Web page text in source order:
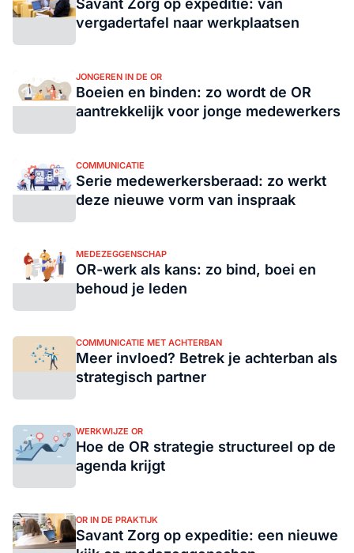
vergadertafel naar werkplaatsen
JONGEREN IN DE OR
Boeien en binden: zo wordt de OR
aantrekkelijk voor jonge medewerkers
COMMUNICATIE
Serie medewerkersberaad: zo werkt
deze nieuwe vorm van inspraak
MEDEZEGGENSCHAP
OR-werk als kans: zo bind, boei en
behoud je leden
COMMUNICATIE MET ACHTERBAN
Meer invloed? Betrek je achterban als
strategisch partner
WERKWIJZE OR
Hoe de OR strategie structureel op de
agenda krijgt
OR IN DE PRAKTIJK
Savant Zorg op expeditie: een nieuwe